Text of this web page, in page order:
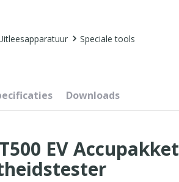
Speciale tools
Downloads
EV Accupakket